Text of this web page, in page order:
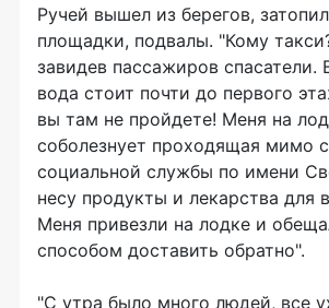
Ручей вышел из берегов,
площадки, подвалы. "Кому
завидев пассажиров спасатели.
вода стоит почти до первого
вы там не пройдете! Меня на
соболезнует проходящая мимо
социальной службы по имени
несу продукты и лекарства для
Меня привезли на лодке и
способом доставить обратно".
"С утра было много людей, все